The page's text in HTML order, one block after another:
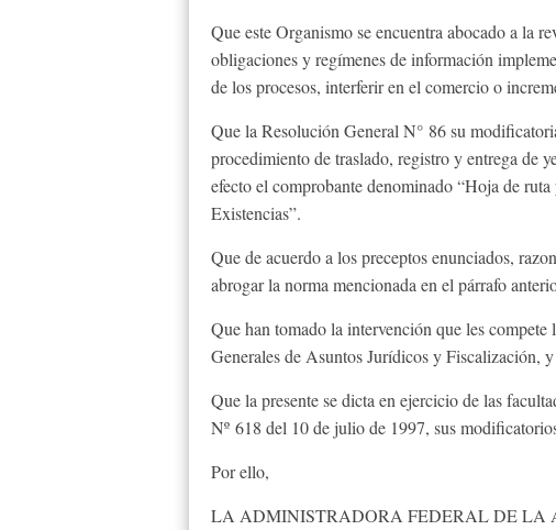
Que este Organismo se encuentra abocado a la
obligaciones y regímenes de información
de los procesos, interferir en el comercio o
Que la Resolución General N° 86 su
procedimiento de traslado, registro y entrega de
efecto el comprobante denominado “Hoja de
Existencias”.
Que de acuerdo a los preceptos enunciados,
abrogar la norma mencionada en el párrafo
Que han tomado la intervención que les
Generales de Asuntos Jurídicos y Fiscalización,
Que la presente se dicta en ejercicio de las
Nº 618 del 10 de julio de 1997, sus
Por ello,
LA ADMINISTRADORA FEDERAL DE LA